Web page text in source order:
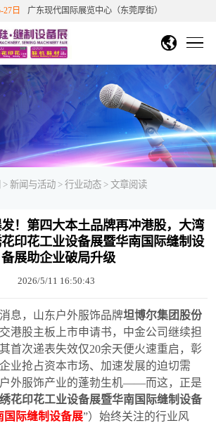
国站
中文繁體 English
下展
会
湾区工博会
香港文博会
制衣展
越南胡志明鞋机鞋材工业展
27日 广东现代国际展览中心（东莞厚街）
围 展会历史数据
片 展会报告书
展位在线预定 展商登陆
体参观申请 重磅观众福利
观众交通补贴 展商名录下载
告 媒体报道 行业动态
>新闻与活动 >行业动态 > 文章阅读
！第四大本土品牌再冲港股，大湾
印花工业设备展暨华南国际缝制设
备展助企业破局升级
2026/5/11 16:50:43
息，山东户外服饰品牌坦博尔集团股份
港股主板上市申请书， 中金公司继续担
首次递表失效仅20余天便火速重启，彰
业抢占资本市场、加速发展的迫切需
外服饰产业的蓬勃生机——而这，正是
花印花工业设备展暨华南国际缝制设备
国际缝制设备展”）始终关注的行业风